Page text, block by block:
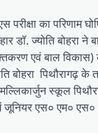
परीक्षा का परिणाम
डॉ. ज्योति बोहरा ने
एवं बाल
बोहरा पिथौरागढ़ के
मल्लिकार्जुन स्कूल
एस० एम० एस०